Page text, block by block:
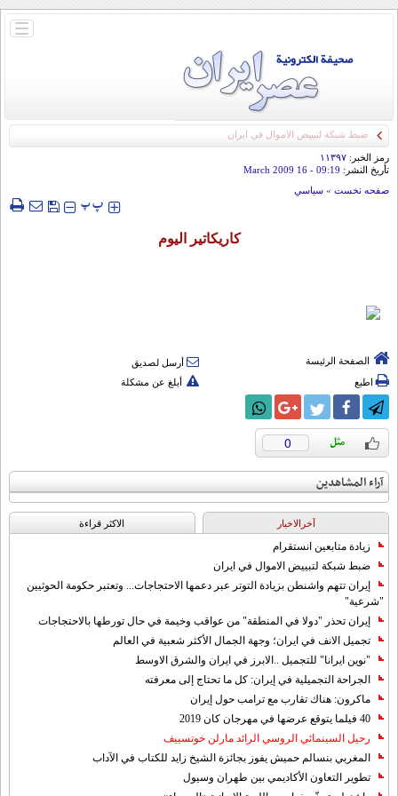
باز
ضبط شبكة لتبييض الاموال في ايران
رمز الخبر: ۱۱۳۹۷
تأريخ النشر: 09:19
- 16 March 2009
صفحه نخست » سياسي
‍‍‍ پپ
كاريكاتير اليوم
الصفحة الرئيسة
أرسل لصديق
اطبع
أبلغ عن مشكلة
0
آراء المشاهدين
آخرالاخبار الاکثر قراءة
زيادة متابعين انستقرام
ضبط شبكة لتبييض الاموال في ايران
إيران تتهم واشنطن بزيادة التوتر عبر دعمها الاحتجاجات... وتعتبر حكومة الحوثيين
"شرعية"
إيران تحذر "دولا في المنطقة" من عواقب وخيمة في حال تورطها بالاحتجاجات
تجميل الانف في ايران؛ وجهة الجمال الأكثر شعبية في العالم
"نوين ايرانا" للتجميل ..الابرز في ايران والشرق الاوسط
الجراحة التجميلية في إيران: كل ما تحتاج إلى معرفته
ماكرون: هناك تقارب مع ترامب حول إيران
40 فيلما يتوقع عرضها في مهرجان كان 2019
رحيل السينمائي الروسي الرائد مارلن خوتسييف
المغربي بنسالم حميش يفوز بجائزة الشيخ زايد للكتاب في الآداب
تطوير التعاون الأكاديمي بين طهران وسيول